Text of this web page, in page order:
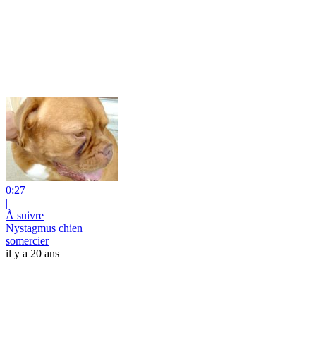
0:27
|
À suivre
Nystagmus chien
somercier
il y a 20 ans